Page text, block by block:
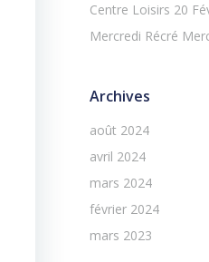
Centre Loisirs 20
Mercredi Récré
Archives
août 2024
avril 2024
mars 2024
février 2024
mars 2023